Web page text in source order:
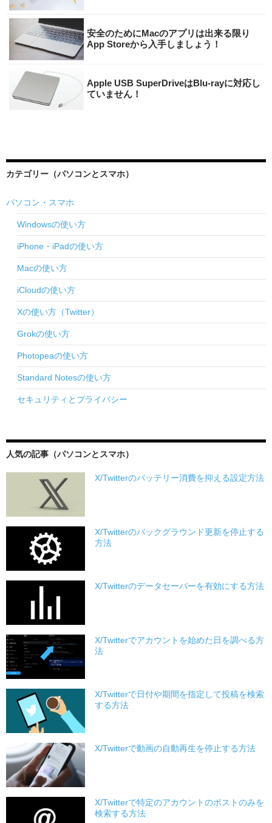
安全のためにMacのアプリは出来る限り
App Storeから入手しましょう！
Apple USB SuperDriveはBlu-rayに対応し
ていません！
カテゴリー（パソコンとスマホ）
パソコン・スマホ
Windowsの使い方
iPhone・iPadの使い方
Macの使い方
iCloudの使い方
Xの使い方（Twitter）
Grokの使い方
Photopeaの使い方
Standard Notesの使い方
セキュリティとプライバシー
人気の記事（パソコンとスマホ）
X/Twitterのバッテリー消費を抑える設定方法
X/Twitterのバックグラウンド更新を停止する
方法
X/Twitterのデータセーバーを有効にする方法
X/Twitterでアカウントを始めた日を調べる方
法
X/Twitterで日付や期間を指定して投稿を検索
する方法
X/Twitterで動画の自動再生を停止する方法
X/Twitterで特定のアカウントのポストのみを
検索する方法